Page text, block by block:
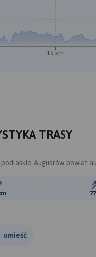
16 km
TRASY
podlaskie, Augustów, powiat
trasy:
umieść